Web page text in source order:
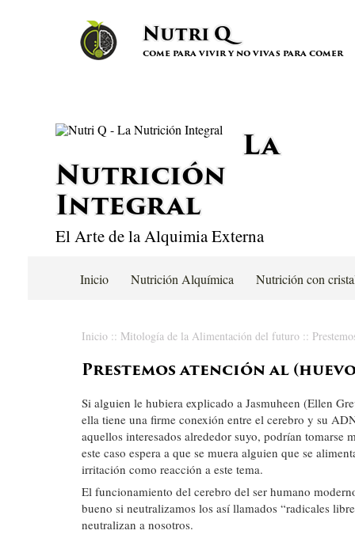
Nutri Q
come para vivir y no vivas para comer
La
Nutrición
Integral
El Arte de la Alquimia Externa
Inicio Nutrición Alquímica Nutrición con
Inicio :: Mitología de la Alimentación del futuro ::
Prestemos atención al
Si alguien le hubiera explicado a Jasmuheen (Ellen
ella tiene una firme conexión entre el cerebro y su
aquellos interesados alrededor suyo, podrían tomarse
este caso espera a que se muera alguien que se
irritación como reacción a este tema.
El funcionamiento del cerebro del ser humano
bueno si neutralizamos los así llamados “radicales
neutralizan a nosotros.